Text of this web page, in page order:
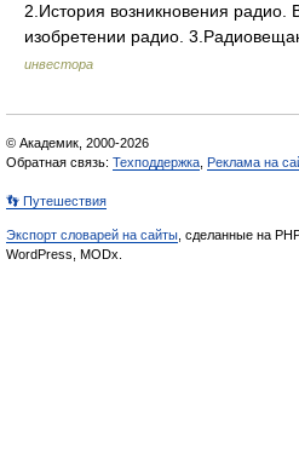
2.История возникновения радио.
изобретении радио.
инвестора
© Академик, 2000-2026
Обратная связь: Техподдержка Реклама на
👣 Путешествия
Экспорт словарей на сайты , сделанные на
WordPress, MODx.